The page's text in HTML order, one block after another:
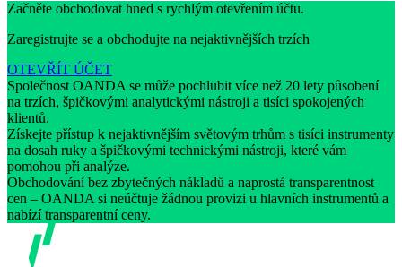
Začněte obchodovat hned s rychlým otevřením účtu.
Zaregistrujte se a obchodujte na nejaktivnějších trzích
OTEVŘÍT ÚČET
Společnost OANDA se může pochlubit více než 20 lety působení
na trzích, špičkovými analytickými nástroji a tisíci spokojených
klientů.
Získejte přístup k nejaktivnějším světovým trhům s tisíci instrumenty
na dosah ruky a špičkovými technickými nástroji, které vám
pomohou při analýze.
Obchodování bez zbytečných nákladů a naprostá transparentnost
cen – OANDA si neúčtuje žádnou provizi u hlavních instrumentů a
nabízí transparentní ceny.